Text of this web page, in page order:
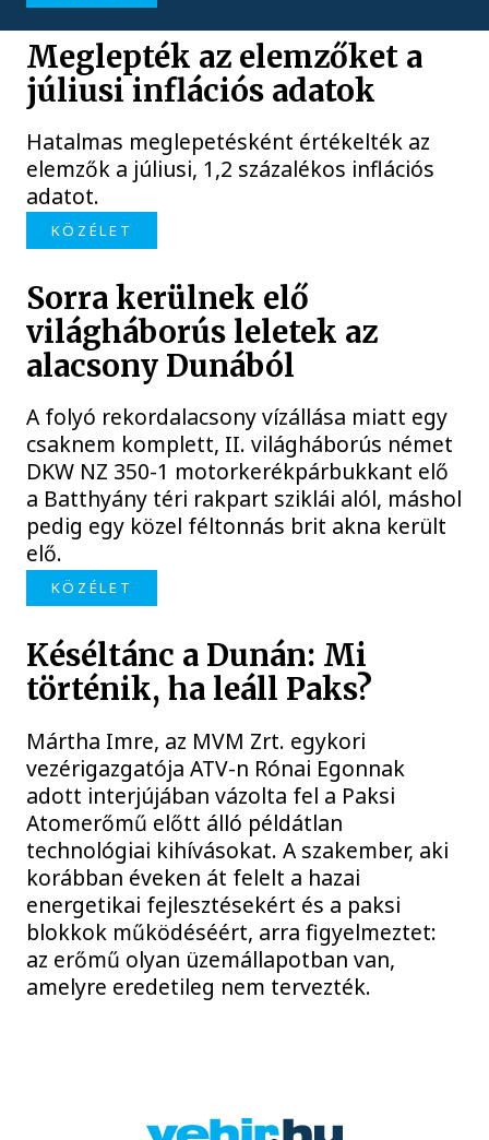
Meglepték az elemzőket a
júliusi inflációs adatok
Hatalmas meglepetésként értékelték az
elemzők a júliusi, 1,2 százalékos inflációs
adatot.
KÖZÉLET
Sorra kerülnek elő
világháborús leletek az
alacsony Dunából
A folyó rekordalacsony vízállása miatt egy
csaknem komplett, II. világháborús német
DKW NZ 350-1 motorkerékpárbukkant elő
a Batthyány téri rakpart sziklái alól, máshol
pedig egy közel féltonnás brit akna került
elő.
KÖZÉLET
Késéltánc a Dunán: Mi
történik, ha leáll Paks?
Mártha Imre, az MVM Zrt. egykori
vezérigazgatója ATV-n Rónai Egonnak
adott interjújában vázolta fel a Paksi
Atomerőmű előtt álló példátlan
technológiai kihívásokat. A szakember, aki
korábban éveken át felelt a hazai
energetikai fejlesztésekért és a paksi
blokkok működéséért, arra figyelmeztet:
az erőmű olyan üzemállapotban van,
amelyre eredetileg nem tervezték.